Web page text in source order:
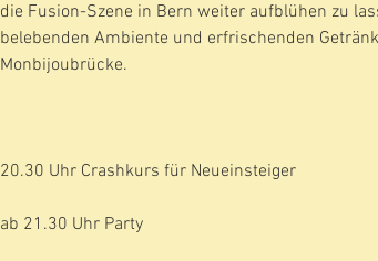
die Fusion-Szene in Bern weiter aufblühen zu
belebenden Ambiente und erfrischenden
Monbijoubrücke.
20.30 Uhr Crashkurs für Neueinsteiger
ab 21.30 Uhr Party